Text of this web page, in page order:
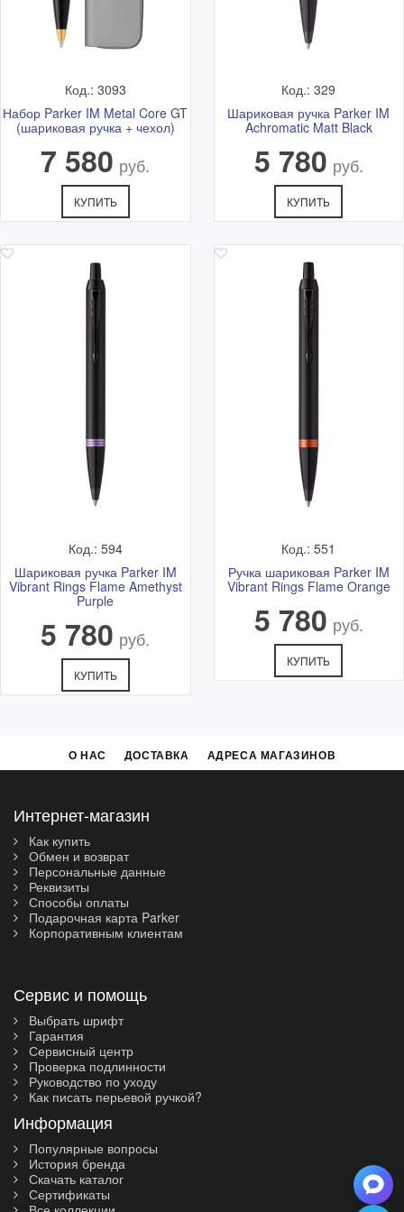
Подробная схема расположения и актуальный график
работы смотрите в разделе
Адреса магазинов
Код.: 3093
Набор Parker IM Metal Core GT
(шариковая ручка + чехол)
7 580 руб.
КУПИТЬ
Код.: 329
Шариковая ручка Parker IM
Achromatic Matt Black
5 780 руб.
КУПИТЬ
Код.: 594
Шариковая ручка Parker IM
Vibrant Rings Flame Amethyst
Purple
5 780 руб.
КУПИТЬ
Код.: 551
Ручка шариковая Parker IM
Vibrant Rings Flame Orange
5 780 руб.
КУПИТЬ
О НАС ДОСТАВКА АДРЕСА МАГАЗИНОВ
Интернет-магазин
Как купить
Обмен и возврат
Персональные данные
Реквизиты
Способы оплаты
Подарочная карта Parker
Корпоративным клиентам
Сервис и помощь
Выбрать шрифт
Гарантия
Сервисный центр
Проверка подлинности
Руководство по уходу
Как писать перьевой ручкой?
Информация
Популярные вопросы
История бренда
Скачать каталог
Сертификаты